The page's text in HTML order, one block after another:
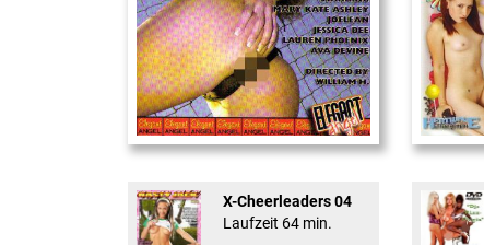
Cum Back Pussy #60
X-Cheerleaders 04
Laufzeit 64 min.
18 And